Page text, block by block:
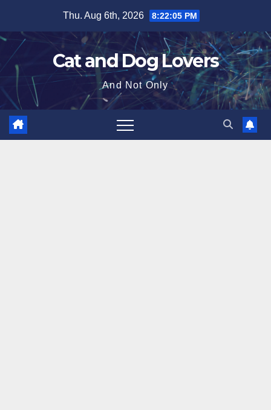
content
Thu. Aug 6th, 2026 8:22:06 PM
Cat and Dog Lovers
And Not Only